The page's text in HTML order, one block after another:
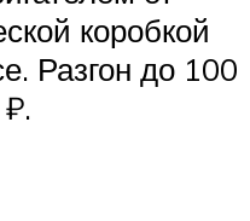
коробкой
Разгон до 100